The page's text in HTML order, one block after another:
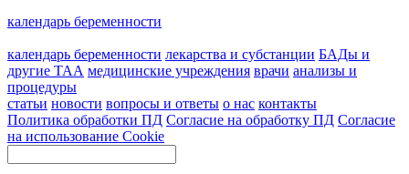
календарь беременности
календарь беременности лекарства и субстанции БАДы и
другие ТАА медицинские учреждения врачи анализы и
процедуры
статьи новости вопросы и ответы о нас контакты
Политика обработки ПД Согласие на обработку ПД Согласие
на использование Cookie